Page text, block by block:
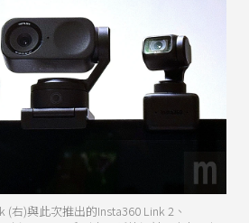
右)與此次推出的Insta360 Link 2、